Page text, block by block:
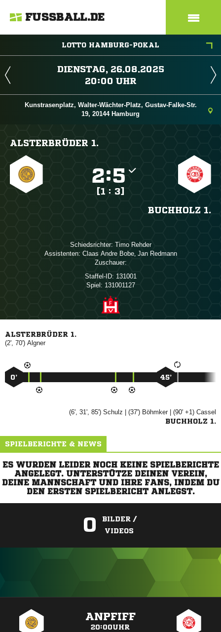
FUSSBALL.DE
LOTTO HAMBURG-POKAL
 
 
Kunstrasenplatz, Walter-Wächter-Platz, Gustav-Falke-Str.
19, 20144 Hamburg
ALSTERBRÜDER 1.
:
[1 : 3]
BUCHHOLZ 1.
Schiedsrichter:  
Assistenten:   ,  
Zuschauer:
Staffel-ID: 131001
Spiel: 131001127
ALSTERBRÜDER 1.
(2', 70') 
0’ 45’
(6', 31', 85')  | (37') | (90' +1) 
BUCHHOLZ 1.
SPIELBERICHTE & NEWS
ES WURDEN LEIDER NOCH KEINE SPIELBERICHTE
ANGELEGT. UNTERSTÜTZE DEINEN VEREIN,
DEINE MANNSCHAFT UND IHRE FANS, INDEM DU
DEN ERSTEN SPIELBERICHT ANLEGST.
0
BILDER /
VIDEOS
ANPFIFF
20:00UHR